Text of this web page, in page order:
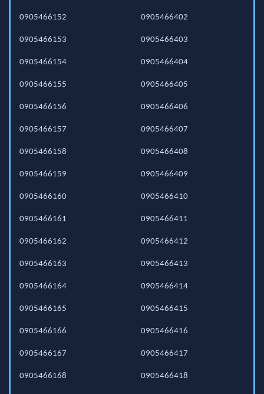
0905466152
0905466153
0905466154
0905466155
0905466156
0905466157
0905466158
0905466159
0905466160
0905466161
0905466162
0905466163
0905466164
0905466165
0905466166
0905466167
0905466168
0905466402
0905466403
0905466404
0905466405
0905466406
0905466407
0905466408
0905466409
0905466410
0905466411
0905466412
0905466413
0905466414
0905466415
0905466416
0905466417
0905466418